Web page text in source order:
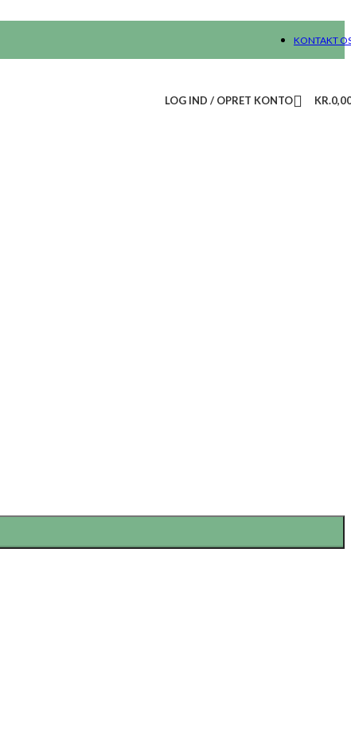
KONTAKT
LOG IND / OPRET KONTO KR.